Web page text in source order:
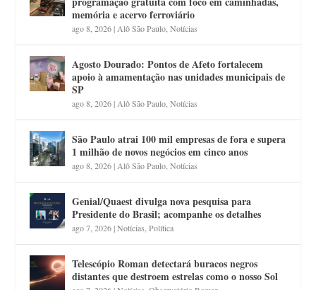
memória e acervo ferroviário
ago 8, 2026| Alô São Paulo ,Notícias
Agosto Dourado: Pontos de Afeto fortalecem
apoio à amamentação nas unidades municipais de
SP
ago 8, 2026| Alô São Paulo ,Notícias
São Paulo atrai 100 mil empresas de fora e supera
1 milhão de novos negócios em cinco anos
ago 8, 2026| Alô São Paulo ,Notícias
Genial/Quaest divulga nova pesquisa para
Presidente do Brasil; acompanhe os detalhes
ago 7, 2026|Notícias ,Política
Telescópio Roman detectará buracos negros
distantes que destroem estrelas como o nosso Sol